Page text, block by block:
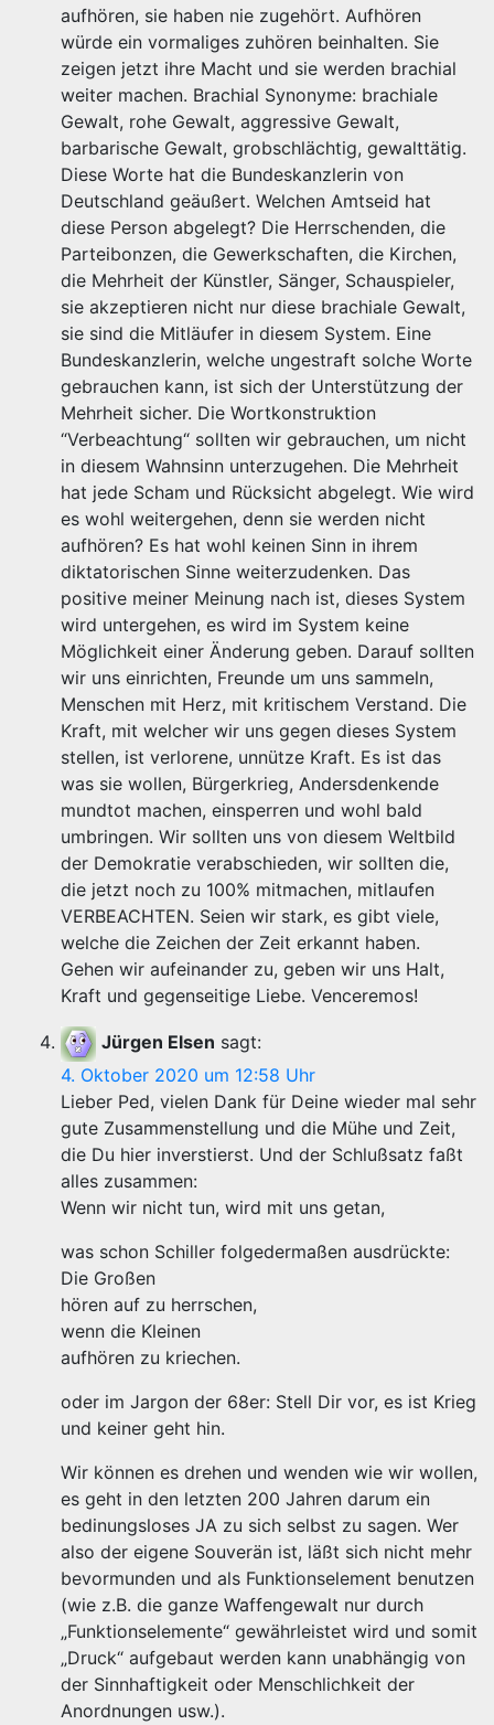
aufhören, sie haben nie zugehört. Aufhören
würde ein vormaliges zuhören beinhalten. Sie
zeigen jetzt ihre Macht und sie werden brachial
weiter machen. Brachial Synonyme: brachiale
Gewalt, rohe Gewalt, aggressive Gewalt,
barbarische Gewalt, grobschlächtig, gewalttätig.
Diese Worte hat die Bundeskanzlerin von
Deutschland geäußert. Welchen Amtseid hat
diese Person abgelegt? Die Herrschenden, die
Parteibonzen, die Gewerkschaften, die Kirchen,
die Mehrheit der Künstler, Sänger, Schauspieler,
sie akzeptieren nicht nur diese brachiale Gewalt,
sie sind die Mitläufer in diesem System. Eine
Bundeskanzlerin, welche ungestraft solche Worte
gebrauchen kann, ist sich der Unterstützung der
Mehrheit sicher. Die Wortkonstruktion
“Verbeachtung“ sollten wir gebrauchen, um nicht
in diesem Wahnsinn unterzugehen. Die Mehrheit
hat jede Scham und Rücksicht abgelegt. Wie wird
es wohl weitergehen, denn sie werden nicht
aufhören? Es hat wohl keinen Sinn in ihrem
diktatorischen Sinne weiterzudenken. Das
positive meiner Meinung nach ist, dieses System
wird untergehen, es wird im System keine
Möglichkeit einer Änderung geben. Darauf sollten
wir uns einrichten, Freunde um uns sammeln,
Menschen mit Herz, mit kritischem Verstand. Die
Kraft, mit welcher wir uns gegen dieses System
stellen, ist verlorene, unnütze Kraft. Es ist das
was sie wollen, Bürgerkrieg, Andersdenkende
mundtot machen, einsperren und wohl bald
umbringen. Wir sollten uns von diesem Weltbild
der Demokratie verabschieden, wir sollten die,
die jetzt noch zu 100% mitmachen, mitlaufen
VERBEACHTEN. Seien wir stark, es gibt viele,
welche die Zeichen der Zeit erkannt haben.
Gehen wir aufeinander zu, geben wir uns Halt,
Kraft und gegenseitige Liebe. Venceremos!
Jürgen Elsen sagt:
4. Oktober 2020 um 12:58 Uhr
Lieber Ped, vielen Dank für Deine wieder mal sehr
gute Zusammenstellung und die Mühe und Zeit,
die Du hier inverstierst. Und der Schlußsatz faßt
alles zusammen:
Wenn wir nicht tun, wird mit uns getan,
was schon Schiller folgedermaßen ausdrückte:
Die Großen
hören auf zu herrschen,
wenn die Kleinen
aufhören zu kriechen.
oder im Jargon der 68er: Stell Dir vor, es ist Krieg
und keiner geht hin.
Wir können es drehen und wenden wie wir wollen,
es geht in den letzten 200 Jahren darum ein
bedinungsloses JA zu sich selbst zu sagen. Wer
also der eigene Souverän ist, läßt sich nicht mehr
bevormunden und als Funktionselement benutzen
(wie z.B. die ganze Waffengewalt nur durch
„Funktionselemente“ gewährleistet wird und somit
„Druck“ aufgebaut werden kann unabhängig von
der Sinnhaftigkeit oder Menschlichkeit der
Anordnungen usw.).